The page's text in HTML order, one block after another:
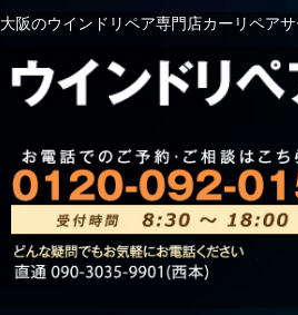
大阪のウインドリペア専門店カーリペアサ